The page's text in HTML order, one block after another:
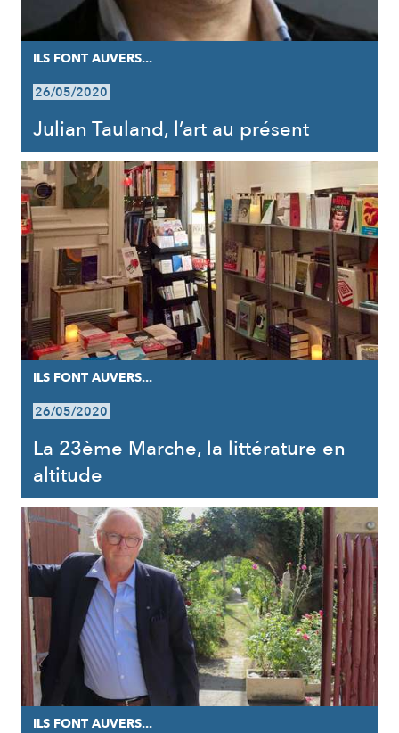
ILS FONT AUVERS...
26/05/2020
Julian Tauland, l’art au présent
ILS FONT AUVERS...
26/05/2020
La 23ème Marche, la littérature en
altitude
ILS FONT AUVERS...